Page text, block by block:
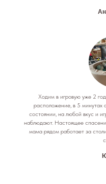
Ходим в игровую уже 2
расположение, в 5 минутах
состоянии, на любой вкус и
наблюдают. Настоящее
мама рядом работает за